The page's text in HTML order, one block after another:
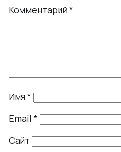
Комментарий*
Имя*
Email *
Сайт